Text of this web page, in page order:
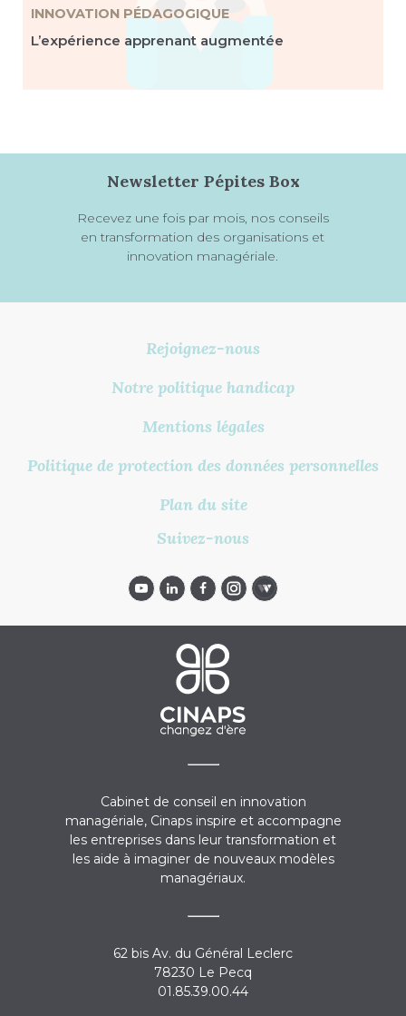
INNOVATION PÉDAGOGIQUE
L’expérience apprenant augmentée
Cabinet de conseil en innovation
managériale, Cinaps inspire et accompagne
les entreprises dans leur transformation et
les aide à imaginer de nouveaux modèles
managériaux.
62 bis Av. du Général Leclerc
78230 Le Pecq
01.85.39.00.44
Rejoignez-nous
Notre politique handicap
Mentions légales
Politique de protection des données personnelles
Plan du site
Suivez-nous
Newsletter Pépites Box
Recevez une fois par mois, nos conseils
en transformation des organisations et
innovation managériale.